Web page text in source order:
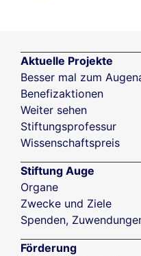
Aktuelle Projekte
Besser mal zum
Benefizaktionen
Weiter sehen
Stiftungsprofessur
Wissenschaftspreis
Stiftung Auge
Organe
Zwecke und Ziele
Spenden,
Förderung